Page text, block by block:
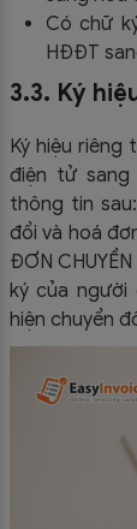
Có chữ
HĐĐT
3.3. Ký
Ký hiệu
điện tử
thông tin
đổi và hoá
ĐƠN
ký của
hiện chuyển